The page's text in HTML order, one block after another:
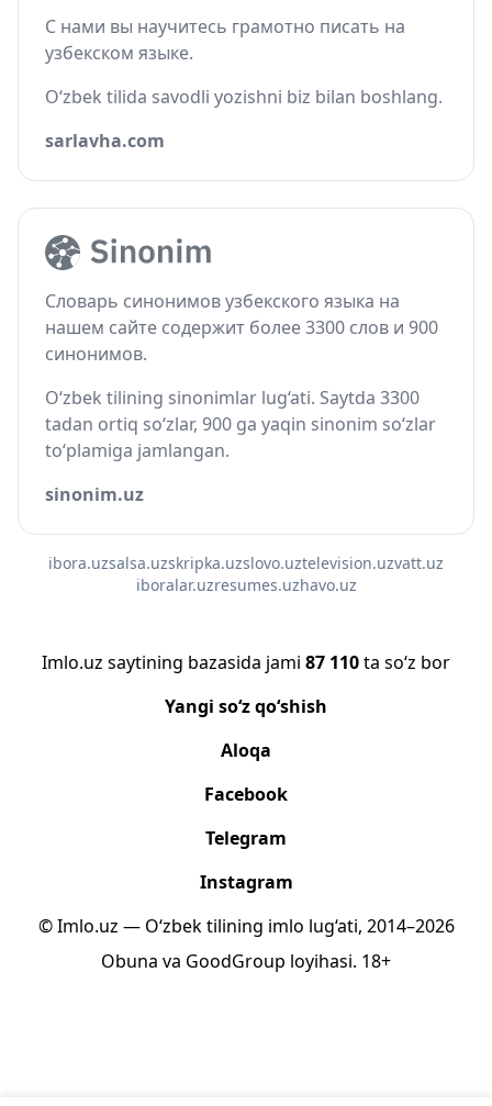
С нами вы научитесь грамотно писать на
узбекском языке.
O‘zbek tilida savodli yozishni biz bilan boshlang.
sarlavha.com
Словарь синонимов узбекского языка на
нашем сайте содержит более 3300 слов и 900
синонимов.
O‘zbek tilining sinonimlar lug‘ati. Saytda 3300
tadan ortiq so‘zlar, 900 ga yaqin sinonim so‘zlar
to‘plamiga jamlangan.
sinonim.uz
ibora.uzsalsa.uzskripka.uzslovo.uztelevision.uzvatt.uz
iboralar.uzresumes.uzhavo.uz
Imlo.uz saytining bazasida jami 87 110ta so‘z bor
Yangi so‘z qo‘shish
Aloqa
Facebook
Telegram
Instagram
© Imlo.uz — O‘zbek tilining imlo lug‘ati, 2014–2026
Obuna va GoodGroup loyihasi. 18+